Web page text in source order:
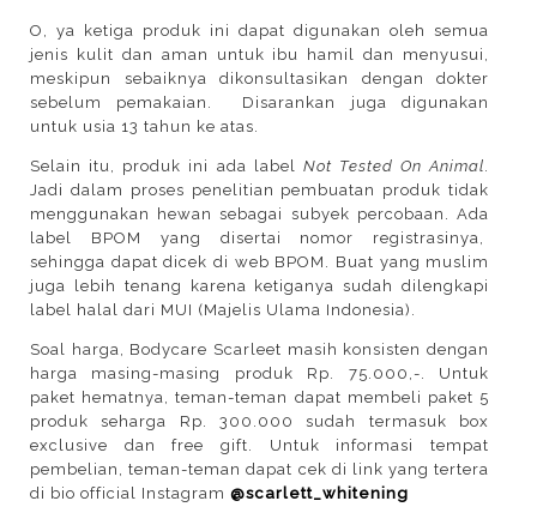
O, ya ketiga produk ini dapat digunakan oleh semua
jenis kulit dan aman untuk ibu hamil dan menyusui,
meskipun sebaiknya dikonsultasikan dengan dokter
sebelum pemakaian.
Disarankan juga digunakan
untuk usia 13 tahun ke atas.
Selain itu, produk ini ada label Not Tested On Animal
Jadi dalam proses penelitian pembuatan produk tidak
menggunakan hewan sebagai subyek percobaan. Ada
label BPOM yang disertai nomor registrasinya,
sehingga dapat dicek di web BPOM. Buat yang muslim
juga lebih tenang karena ketiganya sudah dilengkapi
label halal dari MUI (Majelis Ulama Indonesia).
Soal harga, Bodycare Scarleet masih konsisten dengan
harga masing-masing produk Rp. 75.000,-. Untuk
paket hematnya, teman-teman dapat membeli paket 5
produk seharga Rp. 300.000 sudah termasuk box
exclusive dan free gift. Untuk informasi tempat
pembelian, teman-teman dapat cek di link yang tertera
di bio official Instagram @scarlett_whitening